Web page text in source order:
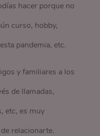
hacer porque no
curso, hobby,
pandemia, etc.
y familiares a los
de llamadas,
etc, es muy
relacionarte.